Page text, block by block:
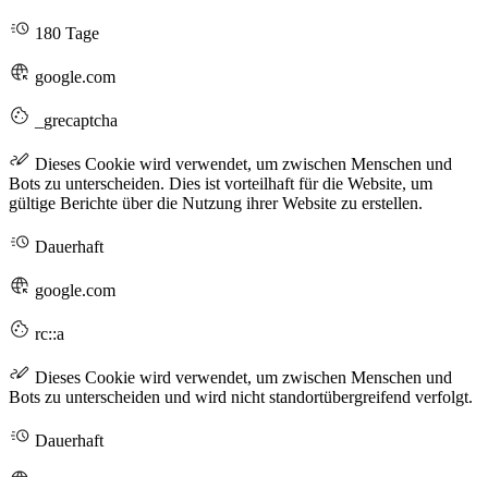
180 Tage
google.com
_grecaptcha
Dieses Cookie wird verwendet, um zwischen Menschen und
Bots zu unterscheiden. Dies ist vorteilhaft für die Website, um
gültige Berichte über die Nutzung ihrer Website zu erstellen.
Dauerhaft
google.com
rc::a
Dieses Cookie wird verwendet, um zwischen Menschen und
Bots zu unterscheiden und wird nicht standortübergreifend verfolgt.
Dauerhaft